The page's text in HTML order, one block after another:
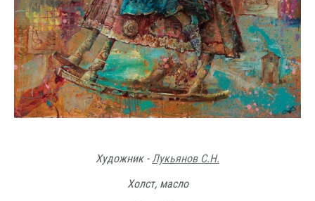
Художник -Лукьянов С.Н.
Холст, масло